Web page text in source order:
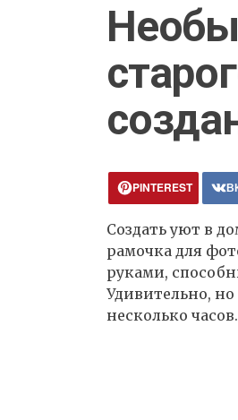
PINTEREST
Создать уют в
рамочка для
руками,
Удивительно,
несколько часов.